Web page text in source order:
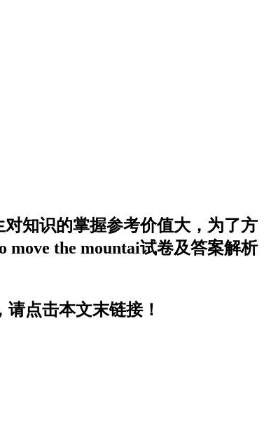
知识的掌握参考价值大，为了方
the mountai试卷及答案解析
点击本文末链接！